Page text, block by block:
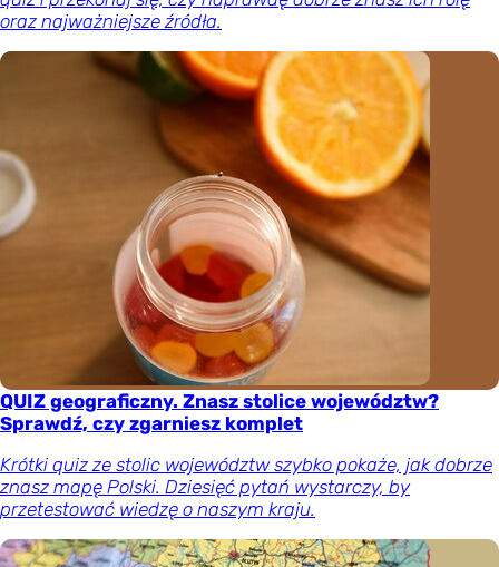
oraz najważniejsze źródła.
QUIZ geograficzny. Znasz stolice województw?
Sprawdź, czy zgarniesz komplet
Krótki quiz ze stolic województw szybko pokaże, jak dobrze
znasz mapę Polski. Dziesięć pytań wystarczy, by
przetestować wiedzę o naszym kraju.